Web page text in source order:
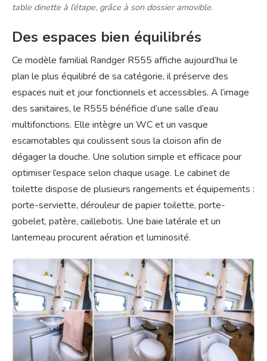
table dinette à l’étape, grâce à son dossier amovible.
Des espaces bien équilibrés
Ce modèle familial Randger R555 affiche aujourd’hui le
plan le plus équilibré de sa catégorie, il préserve des
espaces nuit et jour fonctionnels et accessibles. A l’image
des sanitaires, le R555 bénéficie d’une salle d’eau
multifonctions. Elle intègre un WC et un vasque
escamotables qui coulissent sous la cloison afin de
dégager la douche. Une solution simple et efficace pour
optimiser l’espace selon chaque usage. Le cabinet de
toilette dispose de plusieurs rangements et équipements :
porte-serviette, dérouleur de papier toilette, porte-
gobelet, patère, caillebotis. Une baie latérale et un
lanterneau procurent aération et luminosité.